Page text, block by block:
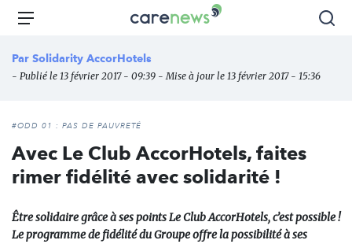
Aller
principal
Carenews,
média
des
l'engagement
Menu
Par Solidarity AccorHotels
- Publié le 13 février 2017 - 09:39 - Mise à jour le 13 février 2017 - 15:36
#ODD 01 : PAS DE PAUVRETÉ
Avec Le Club AccorHotels, faites
rimer fidélité avec solidarité !
Être solidaire grâce à ses points Le Club AccorHotels, c’est possible !
Le programme de fidélité du Groupe offre la possibilité à ses